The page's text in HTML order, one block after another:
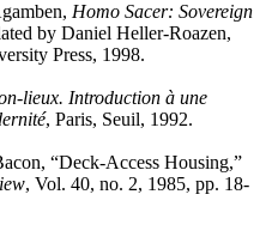
Homo Sacer: Sovereign
by Daniel Heller-Roazen,
Press, 1998.
lieux. Introduction à une
, Paris, Seuil, 1992.
“Deck-Access Housing,”
, Vol. 40, no. 2, 1985, pp. 18-